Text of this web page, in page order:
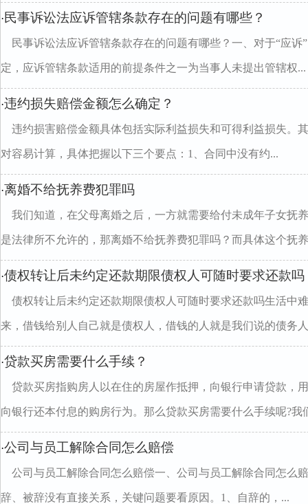
· 民事诉讼法应诉管辖条款存在的问题有哪些？
民事诉讼法应诉管辖条款存在的问题有哪些？一、对于“应
定，应诉管辖条款适用的前提条件之一为当事人未提出管辖权...
·违约损失赔偿金额怎么确定？
违约损害赔偿金额具体包括实际利益损失和可得利益损失。
对容易计算，具体把握以下三个要点：1、合同中没有约...
·离婚不给抚养费犯罪吗
我们知道，在父母离婚之后，一方就需要给付未成年子女抚
是法律所不允许的，那离婚不给抚养费犯罪吗？而具体这个抚
·债权转让后未约定还款期限债权人可随时要求还款吗
债权转让后未约定还款期限债权人可随时要求还款吗生活中
来，借钱给别人自己就是债权人，借钱的人就是我们说的债务
·贷款买房需要什么手续？
贷款买房指购房人以在住的房屋作抵押，向银行申请贷款，
向银行还本付息的购房行为。那么贷款买房需要什么手续呢?我
·公司与员工解除合同怎么赔偿
公司与员工解除合同怎么赔偿一、公司与员工解除合同怎么
辞、被辞没有直接关系，关键问题要看原因。1、自辞的，...